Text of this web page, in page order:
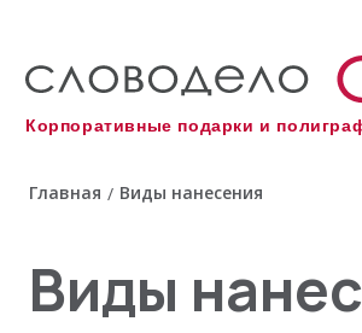
Корпоративные подарки и
Главная / Виды нанесения
Виды